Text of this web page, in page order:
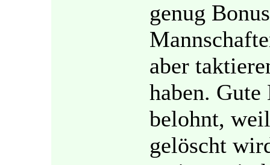
genug
aber
haben.
belohnt,
gelöscht